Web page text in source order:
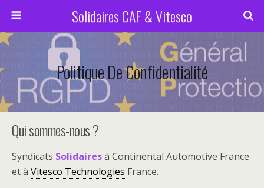
Solidaires CAF & Vitesco
Politique De Confidentialité
Qui sommes-nous ?
Syndicats Solidairesà Continental Automotive France
et à Vitesco Technologies France.